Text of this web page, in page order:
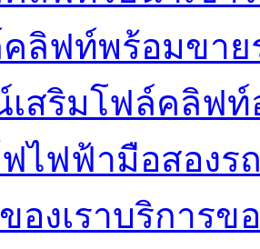
ลิฟท์พร้อมขาย
สริมโฟล์คลิฟท์
ไฟฟ้ามือสองร
องเราบริการข